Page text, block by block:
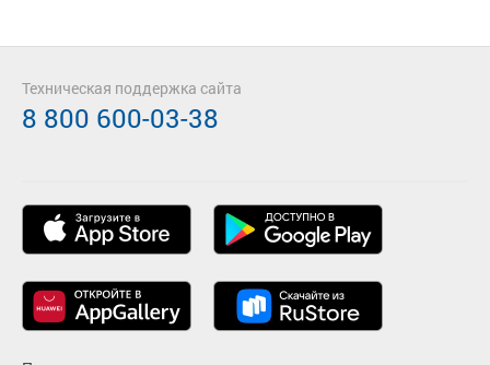
Техническая поддержка сайта
8 800 600-03-38